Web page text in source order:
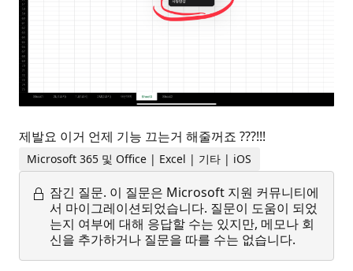
제발요 이거 언제 기능 끄는거 해줄꺼죠 ???!!!
Microsoft 365 및 Office | Excel | 기타 | iOS
잠긴 질문. 이 질문은 Microsoft 지원 커뮤니티에
서 마이그레이션되었습니다. 질문이 도움이 되었
는지 여부에 대해 응답할 수는 있지만, 메모나 회
신을 추가하거나 질문을 따를 수는 없습니다.